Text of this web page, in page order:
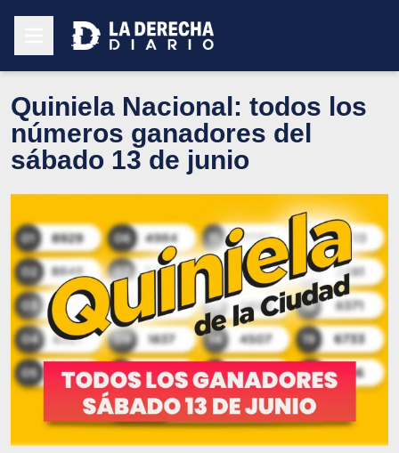
Quiniela Nacional: todos los
números ganadores del
sábado 13 de junio